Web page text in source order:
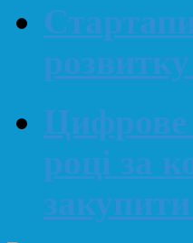
розвитку
Цифрове
році за